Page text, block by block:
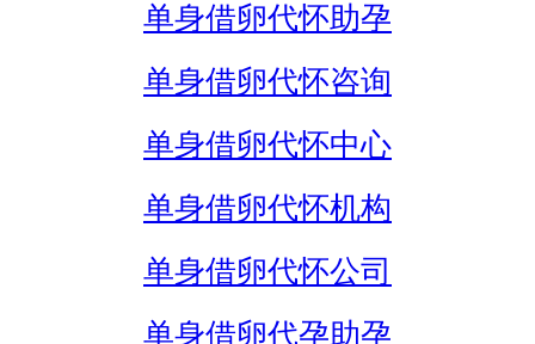
单身借卵代怀助孕
单身借卵代怀咨询
单身借卵代怀中心
单身借卵代怀机构
单身借卵代怀公司
单身借卵代孕助孕